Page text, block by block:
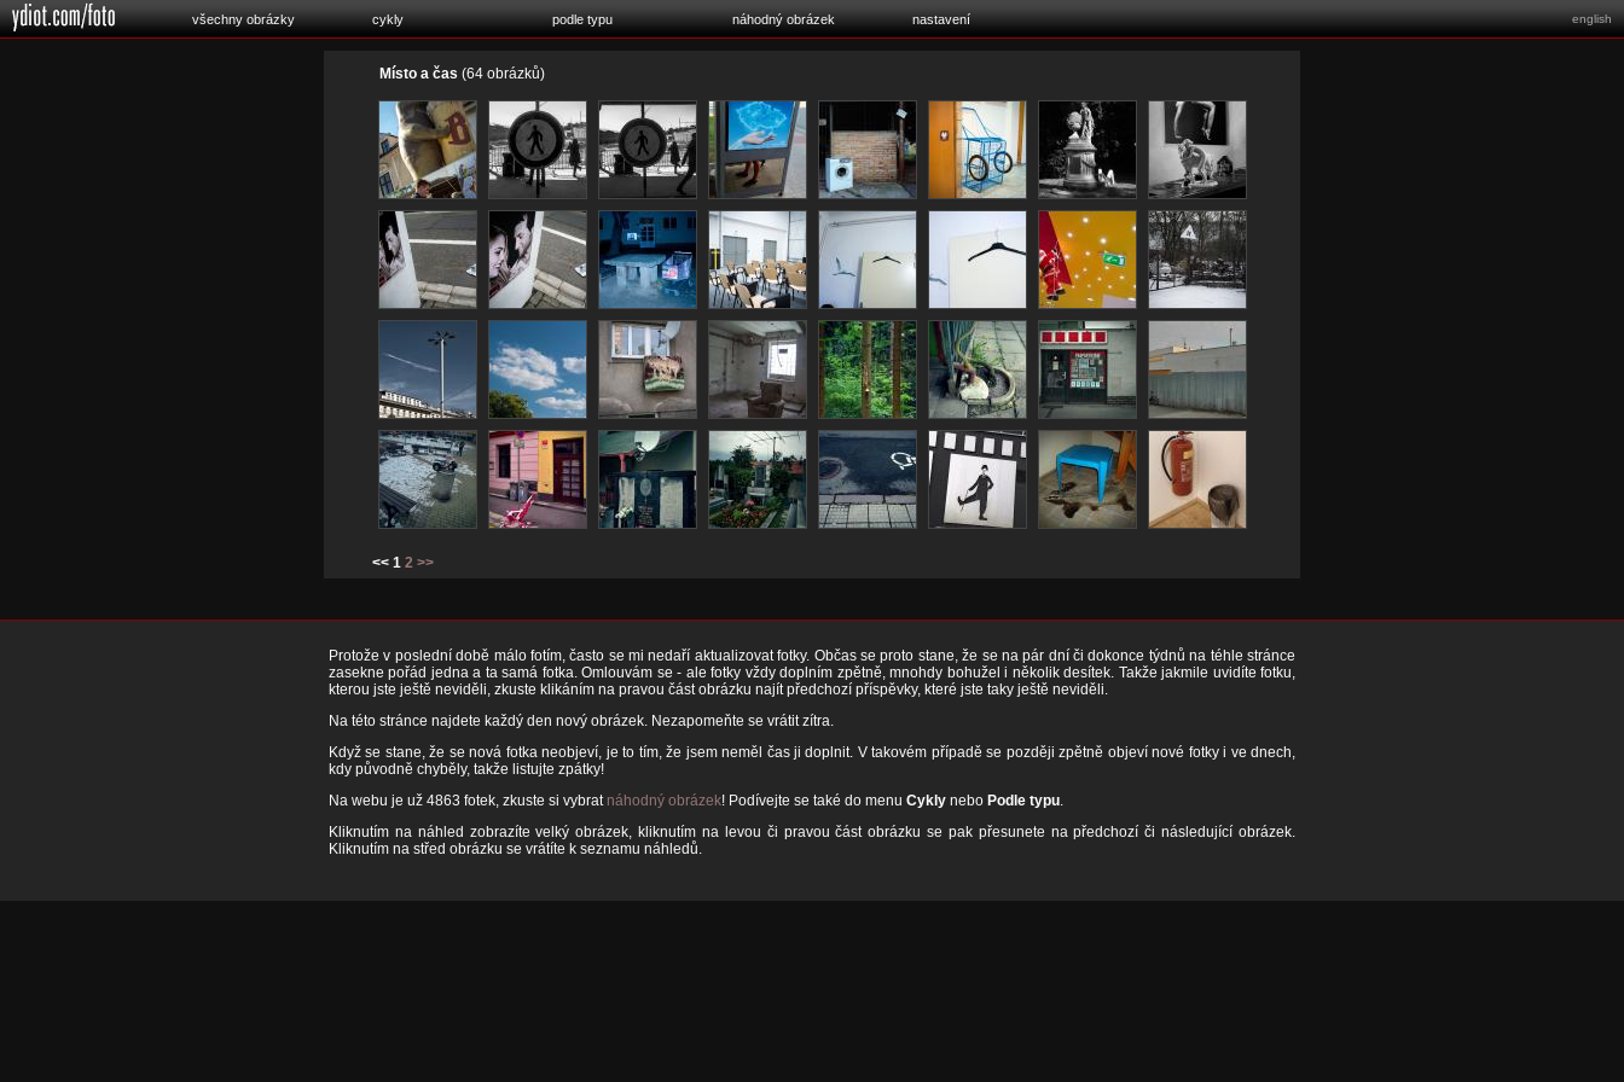
všechny obrázky cykly podle typu náhodný obrázek nastavení english
Místo a čas (64 obrázků)
<< 1 2 >>
Protože v poslední době málo fotím, často se mi nedaří aktualizovat fotky. Občas se proto stane, že se na pár dní či dokonce týdnů na téhle stránce
zasekne pořád jedna a ta samá fotka. Omlouvám se - ale fotky vždy doplním zpětně, mnohdy bohužel i několik desítek. Takže jakmile uvidíte fotku,
kterou jste ještě neviděli, zkuste klikáním na pravou část obrázku najít předchozí příspěvky, které jste taky ještě neviděli.
Na této stránce najdete každý den nový obrázek. Nezapomeňte se vrátit zítra.
Když se stane, že se nová fotka neobjeví, je to tím, že jsem neměl čas ji doplnit. V takovém případě se později zpětně objeví nové fotky i ve dnech,
kdy původně chyběly, takže listujte zpátky!
Na webu je už 4863 fotek, zkuste si vybrat náhodný obrázek! Podívejte se také do menu Cykly nebo Podle typu.
Kliknutím na náhled zobrazíte velký obrázek, kliknutím na levou či pravou část obrázku se pak přesunete na předchozí či následující obrázek.
Kliknutím na střed obrázku se vrátíte k seznamu náhledů.